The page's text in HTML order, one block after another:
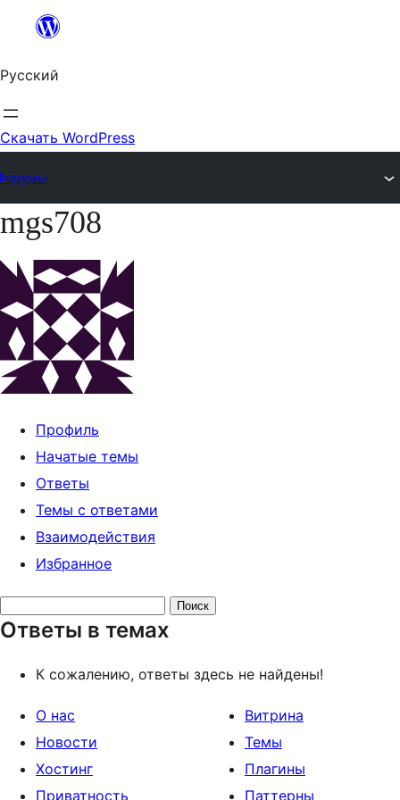
Перейти
содержимому
Русский
Скачать WordPress
Перейти
содержимому
mgs708
Профиль
Начатые темы
Ответы
Темы с ответами
Взаимодействия
Избранное
ответов:
Ответы в темах
К сожалению, ответы здесь не найдены!
О нас
Новости
Хостинг
Приватность
Витрина
Темы
Плагины
Паттерны